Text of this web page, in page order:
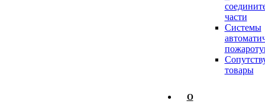
части
Системы
товары
О